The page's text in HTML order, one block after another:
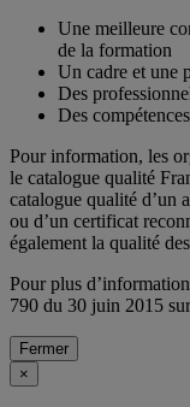
Une meilleure
de la formation
Un cadre et une
Des
Des
Pour information, les
le catalogue qualité
catalogue qualité d’un
ou d’un certificat
également la qualité
Pour plus
790 du 30 juin 2015
Fermer
×